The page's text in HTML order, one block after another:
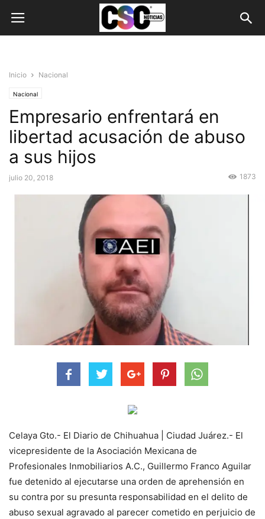
Inicio Nacional
Nacional
Empresario enfrentará en
libertad acusación de abuso
a sus hijos
julio 20, 2018 1873
Celaya Gto.- El Diario de Chihuahua | Ciudad Juárez.- El
vicepresidente de la Asociación Mexicana de
Profesionales Inmobiliarios A.C., Guillermo Franco Aguilar
fue detenido al ejecutarse una orden de aprehensión en
su contra por su presunta responsabilidad en el delito de
abuso sexual agravado al parecer cometido en perjuicio de